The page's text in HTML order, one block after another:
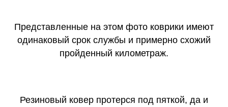
Представленные на этом фото коврики имеют
одинаковый срок службы и примерно схожий
пройденный километраж.
Резиновый ковер протерся под пяткой, да и